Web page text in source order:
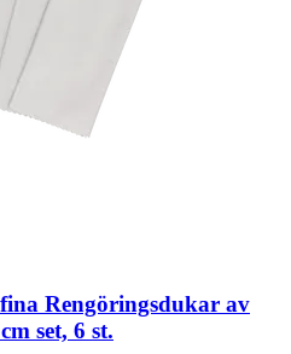
Rengöringsdukar av
set, 6 st.